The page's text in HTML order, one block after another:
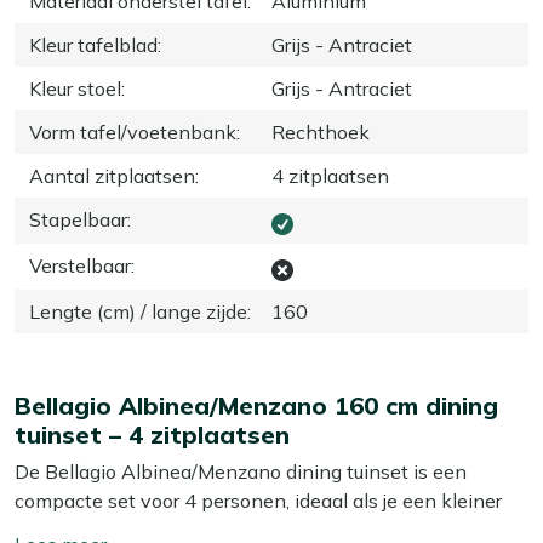
Kleur tafelblad:
Grijs - Antraciet
Kleur stoel:
Grijs - Antraciet
Vorm tafel/voetenbank:
Rechthoek
Aantal zitplaatsen:
4 zitplaatsen
Stapelbaar:
Verstelbaar:
Lengte (cm) / lange zijde: 160
Bellagio Albinea/Menzano 160 cm dining
tuinset – 4 zitplaatsen
De Bellagio Albinea/Menzano dining tuinset is een
compacte set voor 4 personen, ideaal als je een kleiner